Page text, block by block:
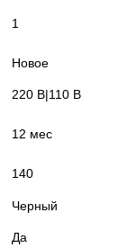
1
Новое
220 В|110 В
12 мес
140
Черный
Да